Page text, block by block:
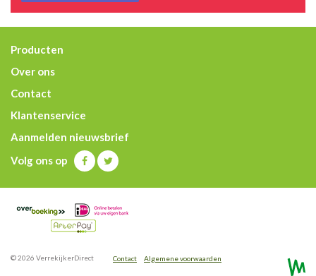
Producten
Over ons
Contact
Klantenservice
Aanmelden nieuwsbrief
Volg ons op
© 2026 VerrekijkerDirect Contact Algemene voorwaarden